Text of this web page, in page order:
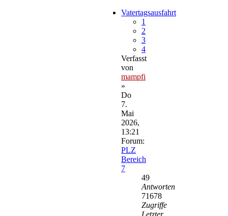
Vatertagsausfahrt
1
2
3
4
Verfasst
von
mampfi
»
Do
7.
Mai
2026,
13:21
Forum:
PLZ
Bereich
7
49
Antworten
71678
Zugriffe
Letzter